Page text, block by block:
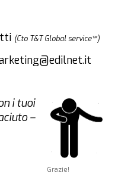
(Cto T&T Global service™)
Grazie!
i tuoi
–